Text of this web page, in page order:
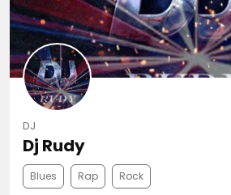
DJ
Dj Rudy
Blues Rap Rock